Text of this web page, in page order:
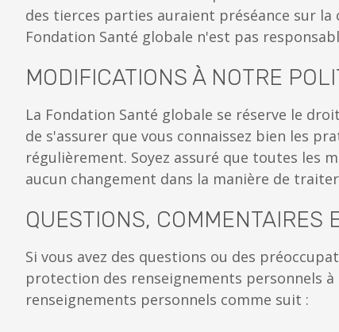
des tierces parties auraient préséance sur
Fondation Santé globale n'est pas
MODIFICATIONS À NOTRE
La Fondation Santé globale se réserve le
de s'assurer que vous connaissez bien les
régulièrement. Soyez assuré que toutes les
aucun changement dans la manière de
QUESTIONS, COMMENTAIRES
Si vous avez des questions ou des
protection des renseignements personnels
renseignements personnels comme suit :